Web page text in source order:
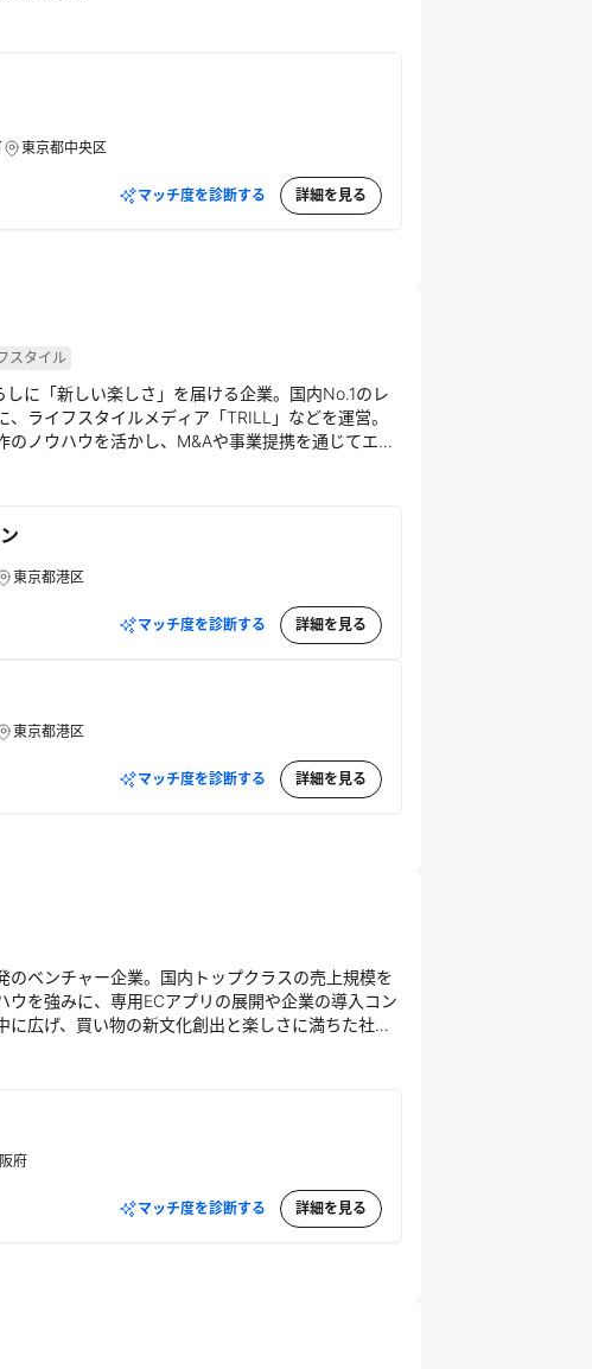
東京都中央区
マッチ度を診断する 詳細を見る
スタイル
しに「新しい楽しさ」を届ける企業。国内No.1のレ
ライフスタイルメディア「TRILL」などを運営。
ノウハウを活かし、M&Aや事業提携を通じてエン
、社会を明るく照らすサービスを創造し続ける。
東京都港区
マッチ度を診断する 詳細を見る
東京都港区
マッチ度を診断する 詳細を見る
ベンチャー企業。国内トップクラスの売上規模を
を強みに、専用ECアプリの展開や企業の導入コン
広げ、買い物の新文化創出と楽しさに満ちた社会
府
マッチ度を診断する 詳細を見る